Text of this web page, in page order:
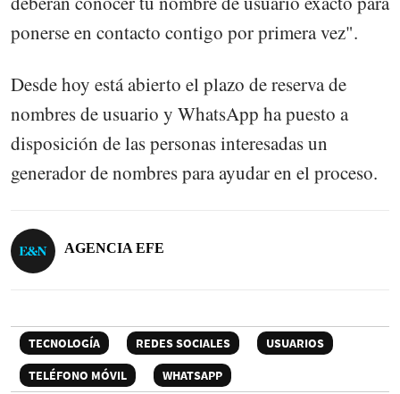
ponerse en contacto contigo por primera vez".
Desde hoy está abierto el plazo de reserva de
nombres de usuario y WhatsApp ha puesto a
disposición de las personas interesadas un
generador de nombres para ayudar en el proceso.
AGENCIA EFE
TECNOLOGÍA REDES SOCIALES
USUARIOS
TELÉFONO MÓVIL
WHATSAPP